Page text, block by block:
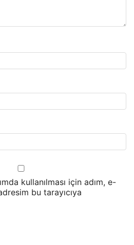
kullanılması için adım, e-
bu tarayıcıya